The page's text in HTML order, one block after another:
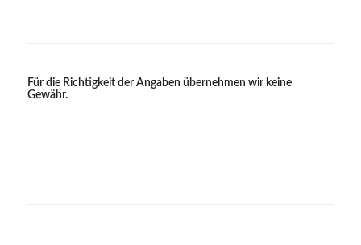
Für die Richtigkeit der Angaben übernehmen wir keine
Gewähr.